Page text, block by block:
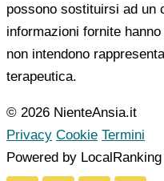
possono sostituirsi ad un
informazioni fornite
non intendono
terapeutica.
© 2026 NienteAnsia.it
Privacy Cookie Termini
Powered by LocalRanking